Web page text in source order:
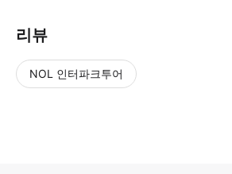
리뷰
NOL 인터파크투어